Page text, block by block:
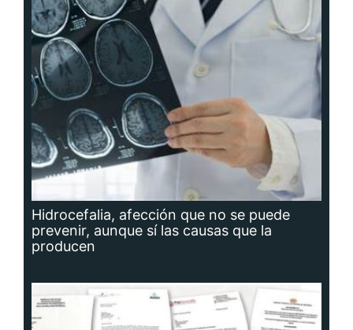
Hidrocefalia, afección que no se puede
prevenir, aunque sí las causas que la
producen